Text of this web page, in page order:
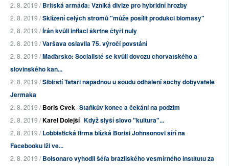
2. 8. 2019 /Britská armáda: Vzniká divize pro hybridní hrozby
2. 8. 2019 /Sklízení celých stromů "může posílit produkci biomasy"
2. 8. 2019 /Írán kvůli inflaci škrtne čtyři nuly
2. 8. 2019 /Varšava oslavila 75. výročí povstání
2. 8. 2019 /Maďarsko: Socialisté se kvůli dovozu chorvatského a
slovinského kan...
2. 8. 2019 /Sibiřští Tataři napadnou u soudu odhalení sochy dobyvatele
Jermaka
2. 8. 2019 /Boris Cvek Staňkův konec a čekání na podzim
2. 8. 2019 /Karel Dolejší Když slyší slovo "kultura"...
2. 8. 2019 /Lobbistická firma blízká Borisi Johnsonovi šíří na
Facebooku lži ve...
2. 8. 2019 /Bolsonaro vyhodil šéfa brazilského vesmírného institutu za